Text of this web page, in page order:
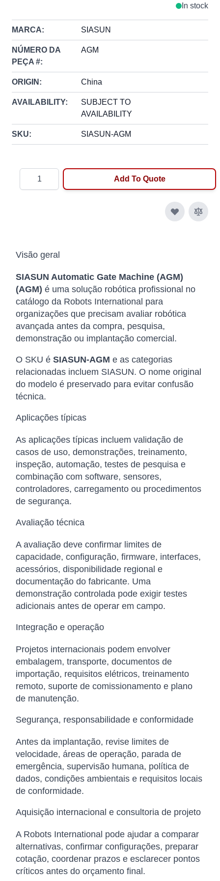
In stock
MARCA: SIASUN
NÚMERO DA
PEÇA #:
AGM
ORIGIN: China
AVAILABILITY:
SUBJECT TO
AVAILABILITY
SKU: SIASUN-AGM
Add To Quote
Visão geral
SIASUN Automatic Gate Machine (AGM)
(AGM) é uma solução robótica profissional no
catálogo da Robots International para
organizações que precisam avaliar robótica
avançada antes da compra, pesquisa,
demonstração ou implantação comercial.
O SKU é SIASUN-AGM e as categorias
relacionadas incluem SIASUN. O nome original
do modelo é preservado para evitar confusão
técnica.
Aplicações típicas
As aplicações típicas incluem validação de
casos de uso, demonstrações, treinamento,
inspeção, automação, testes de pesquisa e
combinação com software, sensores,
controladores, carregamento ou procedimentos
de segurança.
Avaliação técnica
A avaliação deve confirmar limites de
capacidade, configuração, firmware, interfaces,
acessórios, disponibilidade regional e
documentação do fabricante. Uma
demonstração controlada pode exigir testes
adicionais antes de operar em campo.
Integração e operação
Projetos internacionais podem envolver
embalagem, transporte, documentos de
importação, requisitos elétricos, treinamento
remoto, suporte de comissionamento e plano
de manutenção.
Segurança, responsabilidade e conformidade
Antes da implantação, revise limites de
velocidade, áreas de operação, parada de
emergência, supervisão humana, política de
dados, condições ambientais e requisitos locais
de conformidade.
Aquisição internacional e consultoria de projeto
A Robots International pode ajudar a comparar
alternativas, confirmar configurações, preparar
cotação, coordenar prazos e esclarecer pontos
críticos antes do orçamento final.